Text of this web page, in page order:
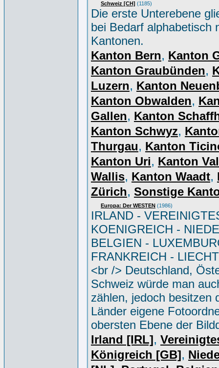
Schweiz [CH] (1185)
Die erste Unterebene
bei Bedarf alphabetisch
Kantonen.
Kanton Bern, Kanton
Kanton Graubünden,
Luzern, Kanton
Kanton Obwalden,
Gallen, Kanton
Kanton Schwyz,
Thurgau, Kanton
Kanton Uri, Kanton
Wallis, Kanton Waadt,
Zürich, Sonstige
Europa: Der WESTEN (1986)
IRLAND -
KOENIGREICH -
BELGIEN -
FRANKREICH -
<br /> Deutschland,
Schweiz würde man
zählen, jedoch besitzen
Länder eigene
obersten Ebene der
Irland [IRL],
Königreich [GB],